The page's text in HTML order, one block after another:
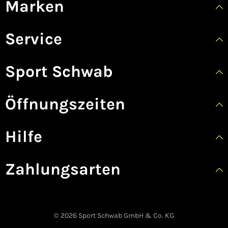
Marken
Service
Sport Schwab
Öffnungszeiten
Hilfe
Zahlungsarten
© 2026 Sport Schwab GmbH & Co. KG